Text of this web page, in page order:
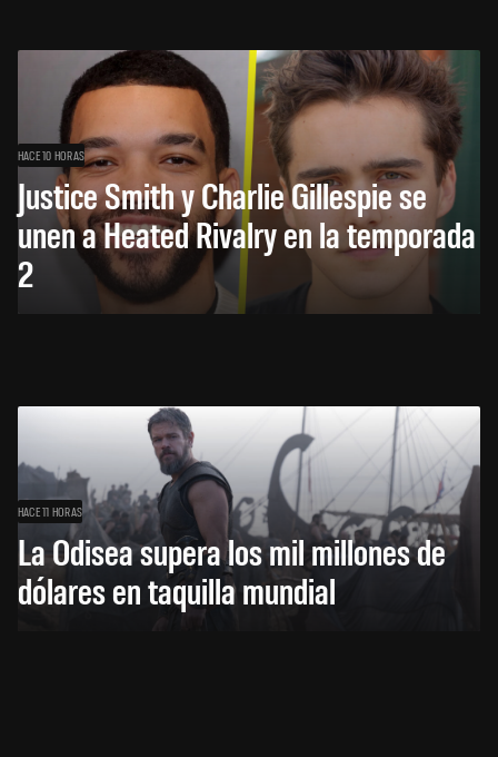
HACE 10 HORAS
Justice Smith y Charlie Gillespie se
unen a Heated Rivalry en la temporada
2
HACE 11 HORAS
La Odisea supera los mil millones de
dólares en taquilla mundial